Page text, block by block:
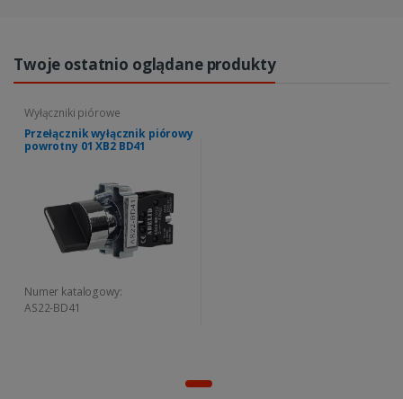
Twoje ostatnio oglądane produkty
Wyłączniki piórowe
Przełącznik wyłącznik piórowy
powrotny 01 XB2 BD41
Numer katalogowy:
AS22-BD41